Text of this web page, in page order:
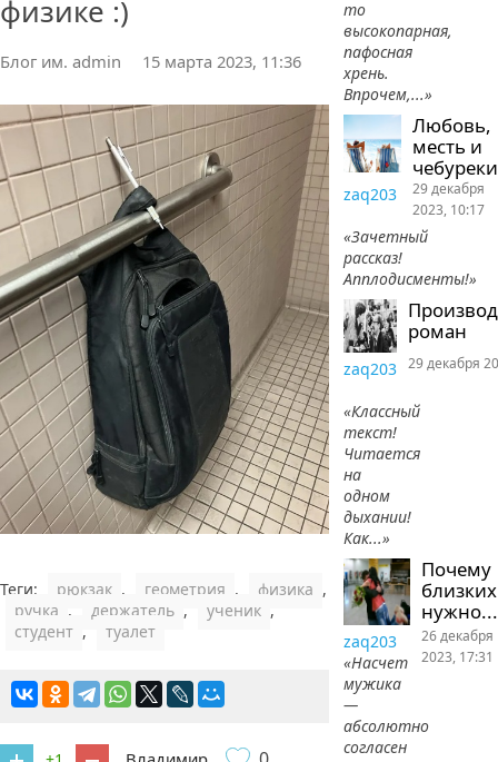
физике :)
Блог им. admin 15 марта 2023, 11:36
Теги: рюкзак , геометрия , физика ,
ручка , держатель , ученик ,
студент , туалет
то
высокопарная,
пафосная
хрень.
Впрочем,...»
Любовь,
месть и
чебуреки
zaq203
«Зачетный
рассказ!
Апплодисменты!»
29 декабря
2023, 10:17
роман
zaq203
«Классный
текст!
Читается
на
одном
дыхании!
Как...»
29 декабря
Почему
близких
нужно...
zaq203
«Насчет
мужика
—
абсолютно
согласен
26 декабря
2023, 17:31